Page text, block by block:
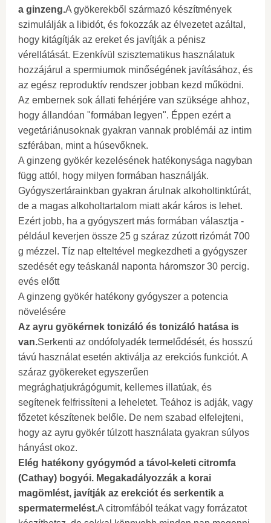
a ginzeng.A gyökerekből származó készítmények
szimulálják a libidót, és fokozzák az élvezetet azáltal,
hogy kitágítják az ereket és javítják a pénisz
vérellátását. Ezenkívül szisztematikus használatuk
hozzájárul a spermiumok minőségének javításához, és
az egész reproduktív rendszer jobban kezd működni.
Az embernek sok állati fehérjére van szüksége ahhoz,
hogy állandóan "formában legyen". Éppen ezért a
vegetáriánusoknak gyakran vannak problémái az intim
szférában, mint a húsevőknek.
A ginzeng gyökér kezelésének hatékonysága nagyban
függ attól, hogy milyen formában használják.
Gyógyszertárainkban gyakran árulnak alkoholtinktúrát,
de a magas alkoholtartalom miatt akár káros is lehet.
Ezért jobb, ha a gyógyszert más formában választja -
például keverjen össze 25 g száraz zúzott rizómát 700
g mézzel. Tíz nap elteltével megkezdheti a gyógyszer
szedését egy teáskanál naponta háromszor 30 percig.
evés előtt
A ginzeng gyökér hatékony gyógyszer a potencia
növelésére
Az ayru gyökérnek tonizáló és tonizáló hatása is
van.Serkenti az ondófolyadék termelődését, és hosszú
távú használat esetén aktiválja az erekciós funkciót. A
száraz gyökereket egyszerűen
megrághatjukrágógumit, kellemes illatúak, és
segítenek felfrissíteni a leheletet. Teához is adják, vagy
főzetet készítenek belőle. De nem szabad elfelejteni,
hogy az ayru gyökér túlzott használata gyakran súlyos
hányást okoz.
Elég hatékony gyógymód a távol-keleti citromfa
(Cathay) bogyói. Megakadályozzák a korai
magömlést, javítják az erekciót és serkentik a
spermatermelést.A citromfából teákat vagy forrázatot